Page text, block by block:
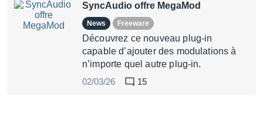
SyncAudio offre MegaMod
News Freeware
Découvrez ce nouveau plug-in
capable d’ajouter des modulations à
n’importe quel autre plug-in.
02/03/26
15